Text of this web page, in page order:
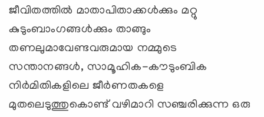
ജീവിതത്തില്‍ മാതാപിതാക്കള്‍ക്കും മറ്റു
കുടുംബാംഗങ്ങള്‍ക്കും താങ്ങും
തണലുമാവേണ്ടവരുമായ നമ്മുടെ
സന്താനങ്ങള്‍, സാമൂഹിക-കൗടുംബിക
നിര്‍മിതികളിലെ ജീര്‍ണതകളെ
മുതലെടുത്തുകൊണ്ട് വഴിമാറി സഞ്ചരിക്കുന്ന ഒരു